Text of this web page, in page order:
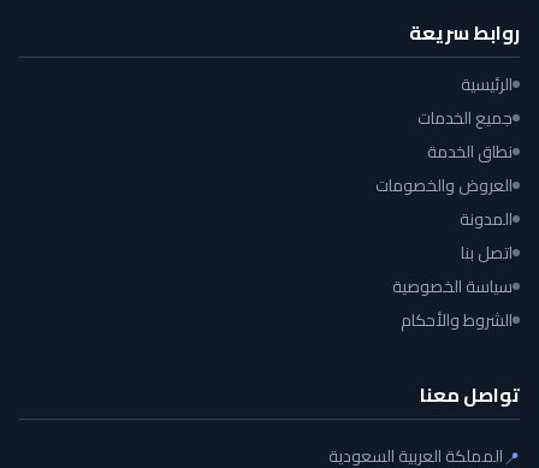
روابط سريعة
الرئيسية
جميع الخدمات
نطاق الخدمة
العروض والخصومات
المدونة
اتصل بنا
سياسة الخصوصية
الشروط والأحكام
تواصل معنا
📍المملكة العربية السعودية